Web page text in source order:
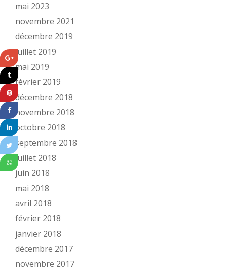
mai 2023
novembre 2021
décembre 2019
juillet 2019
mai 2019
février 2019
décembre 2018
novembre 2018
octobre 2018
septembre 2018
juillet 2018
juin 2018
mai 2018
avril 2018
février 2018
janvier 2018
décembre 2017
novembre 2017